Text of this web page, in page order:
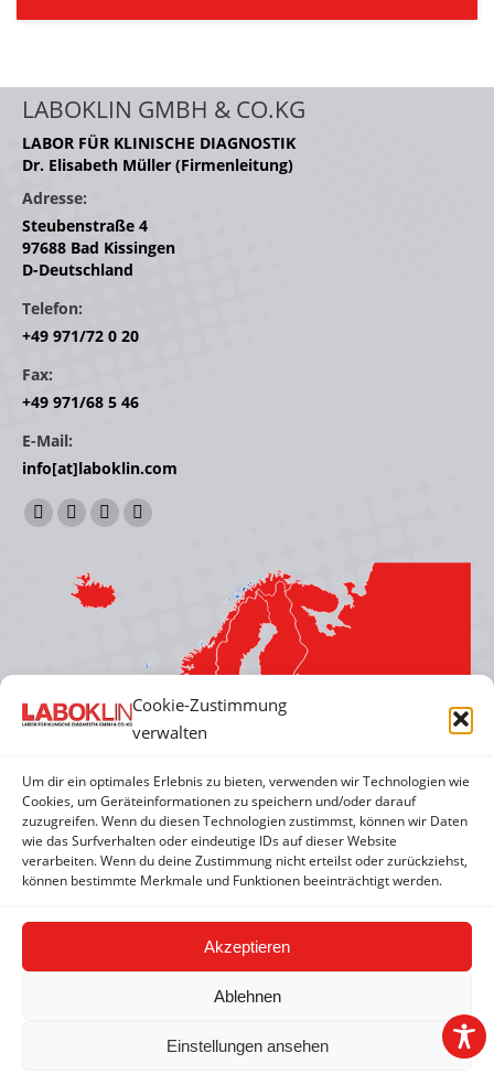
Cookie-Zustimmung
verwalten
Um dir ein optimales Erlebnis zu bieten, verwenden wir Technologien wie
Cookies, um Geräteinformationen zu speichern und/oder darauf
zuzugreifen. Wenn du diesen Technologien zustimmst, können wir Daten
wie das Surfverhalten oder eindeutige IDs auf dieser Website
verarbeiten. Wenn du deine Zustimmung nicht erteilst oder zurückziehst,
können bestimmte Merkmale und Funktionen beeinträchtigt werden.
Akzeptieren
Ablehnen
Einstellungen ansehen
LABOKLIN GMBH & CO.KG
LABOR FÜR KLINISCHE DIAGNOSTIK
Dr. Elisabeth Müller (Firmenleitung)
Adresse:
Steubenstraße 4
97688 Bad Kissingen
D-Deutschland
Telefon:
+49 971/72 0 20
Fax:
+49 971/68 5 46
E-Mail:
info[at]laboklin.com
Finden Sie uns auf:
Facebook
opens
YouTube
opens
in
Linkedin
opens
in
window
Instagram
window